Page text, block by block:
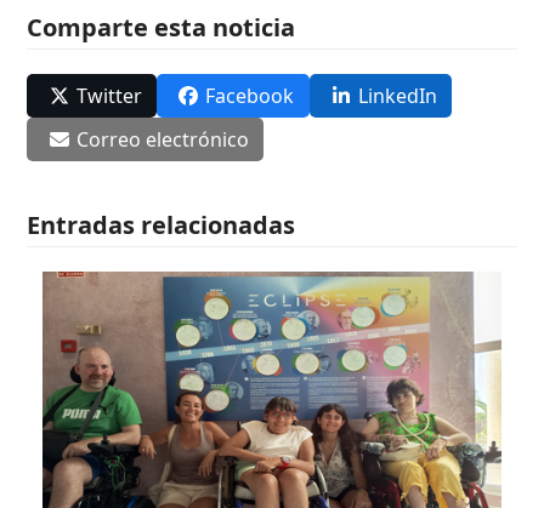
Comparte esta noticia
Twitter Facebook
LinkedIn
Correo electrónico
Entradas relacionadas